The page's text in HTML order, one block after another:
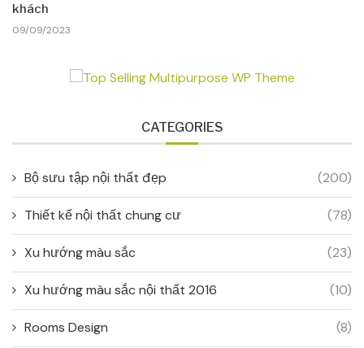
khách
09/09/2023
CATEGORIES
Bộ sưu tập nội thất đẹp (200)
Thiết kế nội thất chung cư (78)
Xu hướng màu sắc (23)
Xu hướng màu sắc nội thất 2016 (10)
Rooms Design (8)